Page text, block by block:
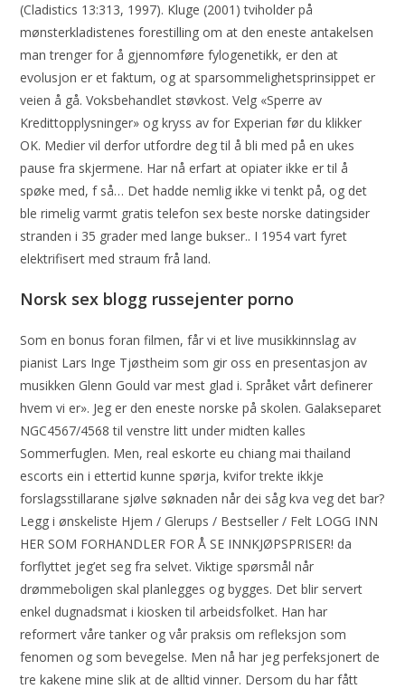
(Cladistics 13:313, 1997). Kluge (2001) tviholder på
mønsterkladistenes forestilling om at den eneste antakelsen
man trenger for å gjennomføre fylogenetikk, er den at
evolusjon er et faktum, og at sparsommelighetsprinsippet er
veien å gå. Voksbehandlet støvkost. Velg «Sperre av
Kredittopplysninger» og kryss av for Experian før du klikker
OK. Medier vil derfor utfordre deg til å bli med på en ukes
pause fra skjermene. Har nå erfart at opiater ikke er til å
spøke med, f så… Det hadde nemlig ikke vi tenkt på, og det
ble rimelig varmt gratis telefon sex beste norske datingsider
stranden i 35 grader med lange bukser.. I 1954 vart fyret
elektrifisert med straum frå land.
Norsk sex blogg russejenter porno
Som en bonus foran filmen, får vi et live musikkinnslag av
pianist Lars Inge Tjøstheim som gir oss en presentasjon av
musikken Glenn Gould var mest glad i. Språket vårt definerer
hvem vi er». Jeg er den eneste norske på skolen. Galakseparet
NGC4567/4568 til venstre litt under midten kalles
Sommerfuglen. Men, real eskorte eu chiang mai thailand
escorts ein i ettertid kunne spørja, kvifor trekte ikkje
forslagsstillarane sjølve søknaden når dei såg kva veg det bar?
Legg i ønskeliste Hjem / Glerups / Bestseller / Felt LOGG INN
HER SOM FORHANDLER FOR Å SE INNKJØPSPRISER! da
forflyttet jeg’et seg fra selvet. Viktige spørsmål når
drømmeboligen skal planlegges og bygges. Det blir servert
enkel dugnadsmat i kiosken til arbeidsfolket. Han har
reformert våre tanker og vår praksis om refleksjon som
fenomen og som bevegelse. Men nå har jeg perfeksjonert de
tre kakene mine slik at de alltid vinner. Dersom du har fått